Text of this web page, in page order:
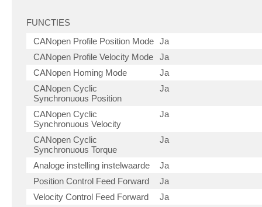
FUNCTIES
CANopen Profile Position Mode Ja
CANopen Profile Velocity Mode
Ja
CANopen Homing Mode
Ja
CANopen Cyclic
Synchronuous Position
Ja
CANopen Cyclic
Synchronuous Velocity
Ja
CANopen Cyclic
Synchronuous Torque
Ja
Analoge instelling instelwaarde
Ja
Position Control Feed Forward
Ja
Velocity Control Feed Forward
Ja